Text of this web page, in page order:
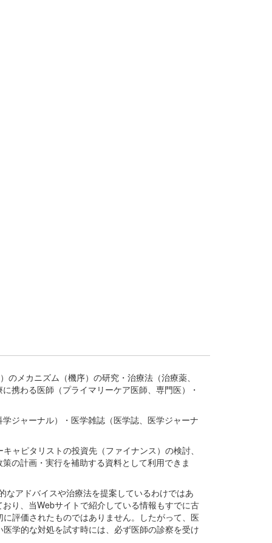
メカニズム（機序）の研究・治療法（治療薬、
携わる医師（プライマリーケア医師、専門医）・
ジャーナル）・医学雑誌（医学誌、医学ジャーナ
ャピタリストの投資先（ファイナンス）の検討、
の計画・実行を補助する資料として利用できま
なアドバイスや治療法を提案しているわけではあ
り、当Webサイトで紹介している情報もすでに古
評価されたものではありません。したがって、医
学的な対処を試す時には、必ず医師の診察を受け